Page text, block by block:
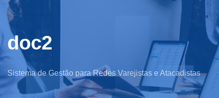
doc2
Sistema de Gestão para Redes Varejistas e Atacadistas